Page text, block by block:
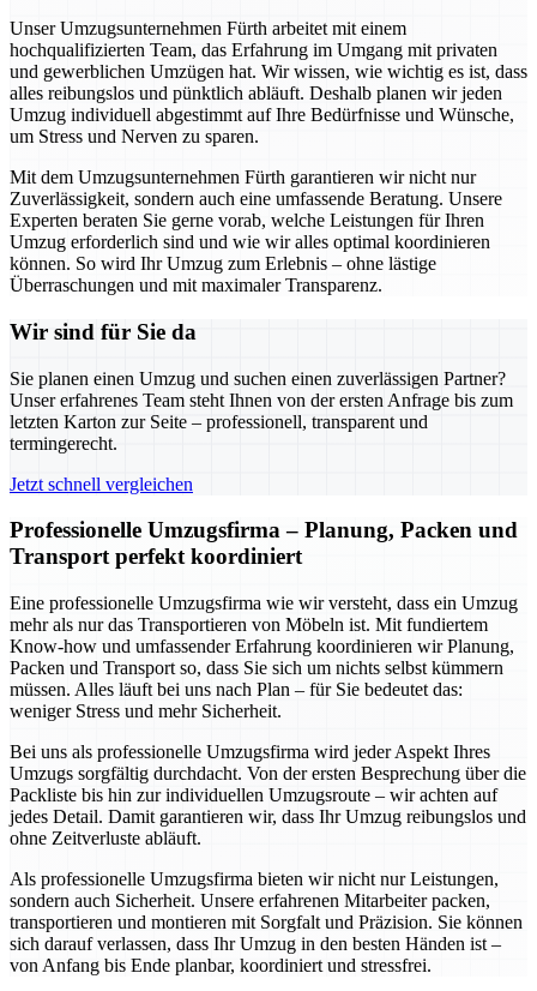
Unser Umzugsunternehmen Fürth arbeitet mit einem
hochqualifizierten Team, das Erfahrung im Umgang mit privaten
und gewerblichen Umzügen hat. Wir wissen, wie wichtig es ist, dass
alles reibungslos und pünktlich abläuft. Deshalb planen wir jeden
Umzug individuell abgestimmt auf Ihre Bedürfnisse und Wünsche,
um Stress und Nerven zu sparen.
Mit dem Umzugsunternehmen Fürth garantieren wir nicht nur
Zuverlässigkeit, sondern auch eine umfassende Beratung. Unsere
Experten beraten Sie gerne vorab, welche Leistungen für Ihren
Umzug erforderlich sind und wie wir alles optimal koordinieren
können. So wird Ihr Umzug zum Erlebnis – ohne lästige
Überraschungen und mit maximaler Transparenz.
Wir sind für Sie da
Sie planen einen Umzug und suchen einen zuverlässigen Partner?
Unser erfahrenes Team steht Ihnen von der ersten Anfrage bis zum
letzten Karton zur Seite – professionell, transparent und
termingerecht.
Jetzt schnell vergleichen
Professionelle Umzugsfirma – Planung, Packen und
Transport perfekt koordiniert
Eine professionelle Umzugsfirma wie wir versteht, dass ein Umzug
mehr als nur das Transportieren von Möbeln ist. Mit fundiertem
Know-how und umfassender Erfahrung koordinieren wir Planung,
Packen und Transport so, dass Sie sich um nichts selbst kümmern
müssen. Alles läuft bei uns nach Plan – für Sie bedeutet das:
weniger Stress und mehr Sicherheit.
Bei uns als professionelle Umzugsfirma wird jeder Aspekt Ihres
Umzugs sorgfältig durchdacht. Von der ersten Besprechung über die
Packliste bis hin zur individuellen Umzugsroute – wir achten auf
jedes Detail. Damit garantieren wir, dass Ihr Umzug reibungslos und
ohne Zeitverluste abläuft.
Als professionelle Umzugsfirma bieten wir nicht nur Leistungen,
sondern auch Sicherheit. Unsere erfahrenen Mitarbeiter packen,
transportieren und montieren mit Sorgfalt und Präzision. Sie können
sich darauf verlassen, dass Ihr Umzug in den besten Händen ist –
von Anfang bis Ende planbar, koordiniert und stressfrei.